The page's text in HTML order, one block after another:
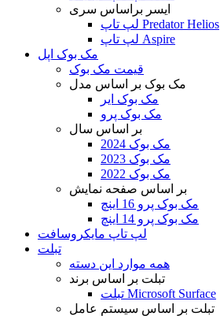
ایسر براساس سری
لپ تاپ Predator Helios
لپ تاپ Aspire
مک بوک اپل
قیمت مک بوک
مک بوک بر اساس مدل
مک بوک ایر
مک بوک پرو
بر اساس سال
مک بوک 2024
مک بوک 2023
مک بوک 2022
بر اساس صفحه نمایش
مک بوک پرو 16 اینچ
مک بوک پرو 14 اینچ
لپ تاپ مایکروسافت
تبلت
همه موارد این دسته
تبلت بر اساس برند
تبلت Microsoft Surface
تبلت بر اساس سیستم عامل